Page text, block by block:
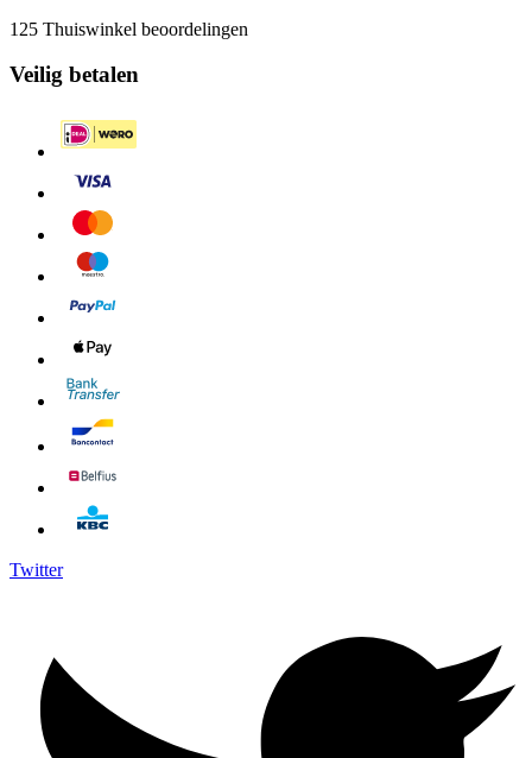
125 Thuiswinkel beoordelingen
Veilig betalen
Twitter